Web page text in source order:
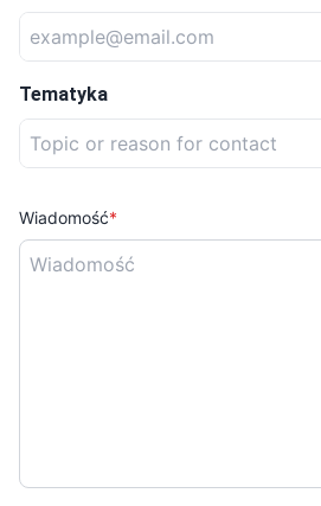
Tematyka
Wiadomość*